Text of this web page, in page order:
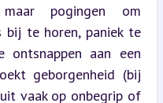
maar pogingen om
bij te horen, paniek te
ontsnappen aan een
geborgenheid (bij
vaak op onbegrip of